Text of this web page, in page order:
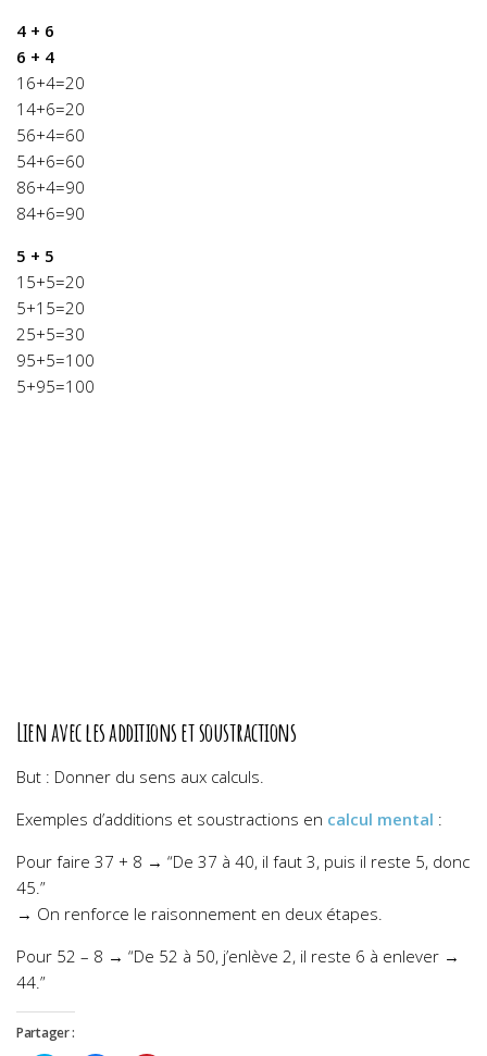
4 + 6
6 + 4
16+4=20
14+6=20
56+4=60
54+6=60
86+4=90
84+6=90
5 + 5
15+5=20
5+15=20
25+5=30
95+5=100
5+95=100
Lien avec les additions et soustractions
But : Donner du sens aux calculs.
Exemples d’additions et soustractions en calcul mental :
Pour faire 37 + 8 → “De 37 à 40, il faut 3, puis il reste 5, donc
45.”
→ On renforce le raisonnement en deux étapes.
Pour 52 – 8 → “De 52 à 50, j’enlève 2, il reste 6 à enlever →
44.”
Partager :